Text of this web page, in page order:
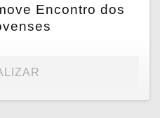
Encontro dos